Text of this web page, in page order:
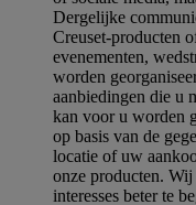
Dergelijke
Creuset-producten
evenementen,
worden
aanbiedingen die u
kan voor u worden
op basis van de
locatie of uw
onze producten.
interesses beter te